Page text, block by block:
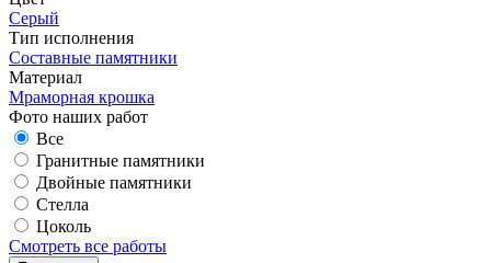
Серый
Тип исполнения
Составные памятники
Материал
Мраморная крошка
Фото наших работ
Все
Гранитные памятники
Двойные памятники
Стелла
Цоколь
Смотреть все работы